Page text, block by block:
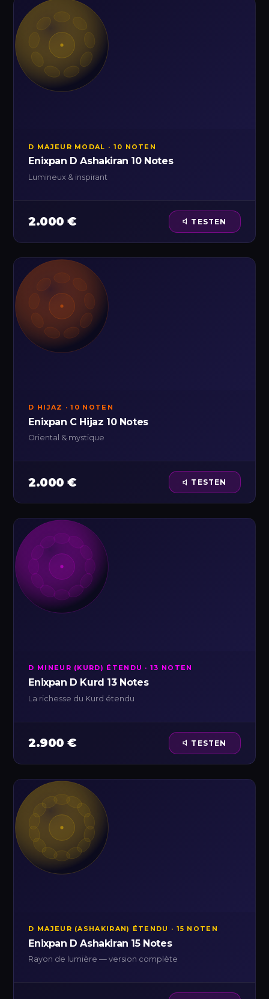
D MAJEUR MODAL · 10 NOTEN
Enixpan D Ashakiran 10 Notes
Lumineux & inspirant
2.000 € TESTEN
D HIJAZ · 10 NOTEN
Enixpan C Hijaz 10 Notes
Oriental & mystique
2.000 € TESTEN
D MINEUR (KURD) ÉTENDU · 13 NOTEN
Enixpan D Kurd 13 Notes
La richesse du Kurd étendu
2.900 € TESTEN
D MAJEUR (ASHAKIRAN) ÉTENDU · 15 NOTEN
Enixpan D Ashakiran 15 Notes
Rayon de lumière — version complète